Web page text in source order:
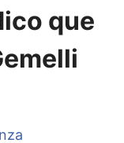
que